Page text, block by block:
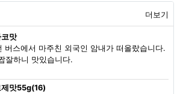
더보기
맛
버스에서 마주친 외국인 암내가 떠올랐습니다.
잘하니 맛있습니다.
맛55g(16)